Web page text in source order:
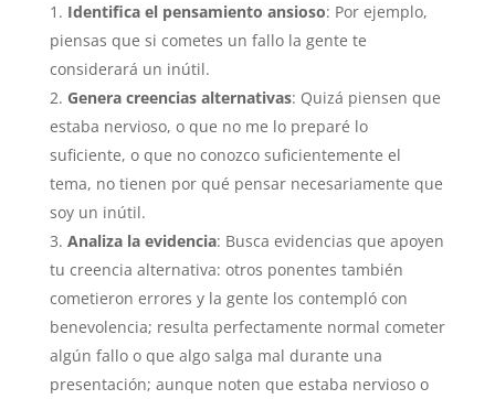
Identifica el pensamiento ansioso: Por ejemplo,
piensas que si cometes un fallo la gente te
considerará un inútil.
Genera creencias alternativas: Quizá piensen que
estaba nervioso, o que no me lo preparé lo
suficiente, o que no conozco suficientemente el
tema, no tienen por qué pensar necesariamente que
soy un inútil.
Analiza la evidencia: Busca evidencias que apoyen
tu creencia alternativa: otros ponentes también
cometieron errores y la gente los contempló con
benevolencia; resulta perfectamente normal cometer
algún fallo o que algo salga mal durante una
presentación; aunque noten que estaba nervioso o